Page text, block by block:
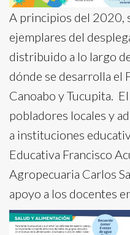
A principios del 2020,
ejemplares del
distribuido a lo largo
dónde se desarrolla el
Canoabo y Tucupita.
pobladores locales y
a instituciones
Educativa Francisco
Agropecuaria Carlos
apoyo a los docentes